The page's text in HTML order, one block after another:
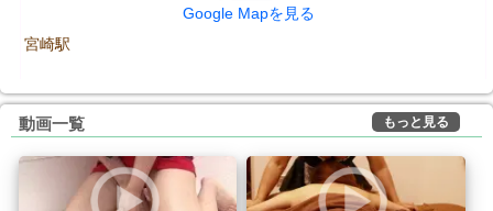
Google Mapを見る
宮崎駅
動画一覧 もっと見る